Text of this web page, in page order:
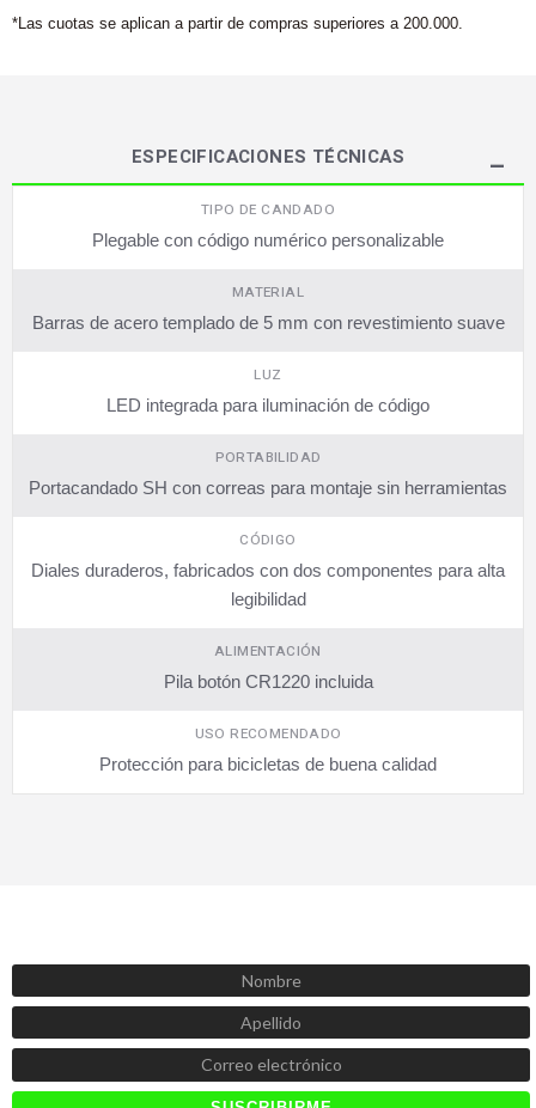
*Las cuotas se aplican a partir de compras superiores a 200.000.
ESPECIFICACIONES TÉCNICAS
TIPO DE CANDADO
Plegable con código numérico personalizable
MATERIAL
Barras de acero templado de 5 mm con revestimiento suave
LUZ
LED integrada para iluminación de código
PORTABILIDAD
Portacandado SH con correas para montaje sin herramientas
CÓDIGO
Diales duraderos, fabricados con dos componentes para alta
legibilidad
ALIMENTACIÓN
Pila botón CR1220 incluida
USO RECOMENDADO
Protección para bicicletas de buena calidad